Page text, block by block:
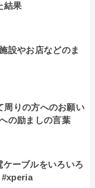
結果
設やお店などのま
周りの方へのお願い
の励ましの言葉
ーブルをいろいろ
#xperia